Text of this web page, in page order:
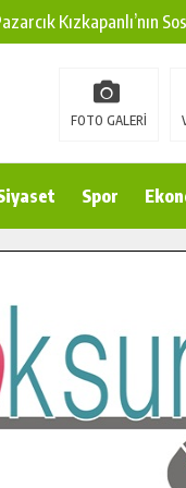
Kızkapanlı’nın
Kırsalına Modern
Başarı:
Kampında Yeni
Karakaya’dan
Sona Doğru.
FOTO GALERİ
Spor